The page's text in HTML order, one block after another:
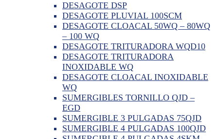
DESAGOTE DSP
DESAGOTE PLUVIAL 100SCM
DESAGOTE CLOACAL 50WQ – 80WQ
– 100 WQ
DESAGOTE TRITURADORA WQD10
DESAGOTE TRITURADORA
INOXIDABLE WQ
DESAGOTE CLOACAL INOXIDABLE
WQ
SUMERGIBLES TORNILLO QJD –
EGD
SUMERGIBLE 3 PULGADAS 75QJD
SUMERGIBLE 4 PULGADAS 100QJD